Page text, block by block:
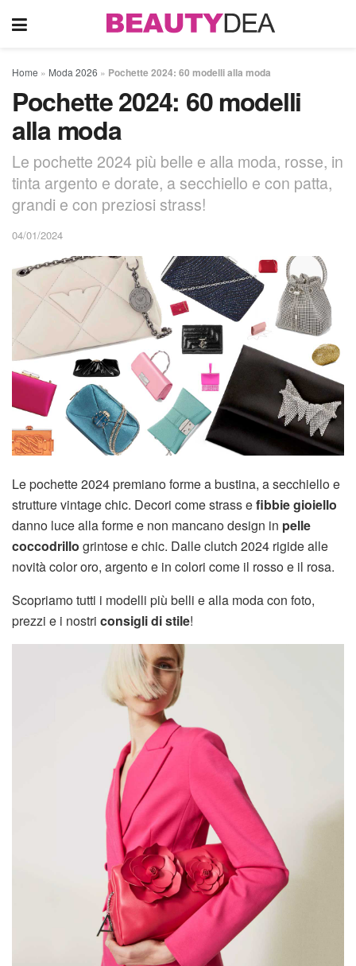
Home » Moda 2026 » Pochette 2024: 60 modelli alla moda
Pochette 2024: 60 modelli
alla moda
Le pochette 2024 più belle e alla moda, rosse, in
tinta argento e dorate, a secchiello e con patta,
grandi e con preziosi strass!
04/01/2024
Le pochette 2024 premiano forme a bustina, a secchiello e
strutture vintage chic. Decori come strass efibbie gioiello
danno luce alla forme e non mancano design in pelle
coccodrillo grintose e chic. Dalle clutch 2024 rigide alle
novità color oro, argento e in colori come il rosso e il rosa.
Scopriamo tutti i modelli più belli e alla moda con foto,
prezzi e i nostri consigli di stile!